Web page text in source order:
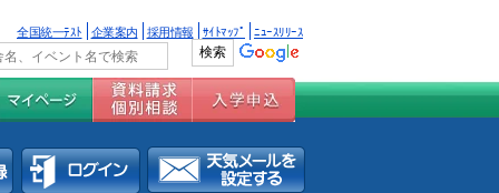
全国統一ﾃｽﾄ 企業案内 採用情報 ｻｲﾄﾏｯﾌﾟ ﾆｭｰｽﾘﾘｰｽ